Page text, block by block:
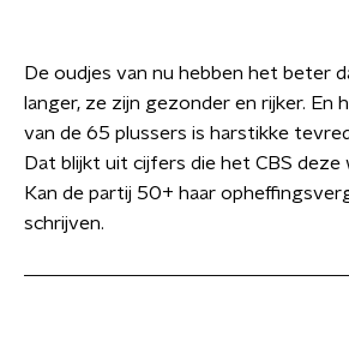
De oudjes van nu hebben het beter
langer, ze zijn gezonder en rijker. En
van de 65 plussers is harstikke
Dat blijkt uit cijfers die het CBS deze
Kan de partij 50+ haar
schrijven.